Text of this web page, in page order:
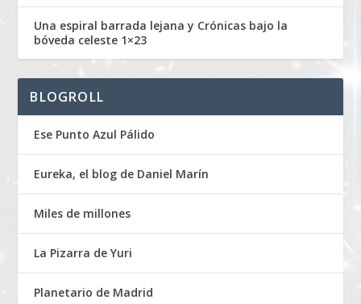
Una espiral barrada lejana y Crónicas bajo la
bóveda celeste 1×23
BLOGROLL
Ese Punto Azul Pálido
Eureka, el blog de Daniel Marín
Miles de millones
La Pizarra de Yuri
Planetario de Madrid